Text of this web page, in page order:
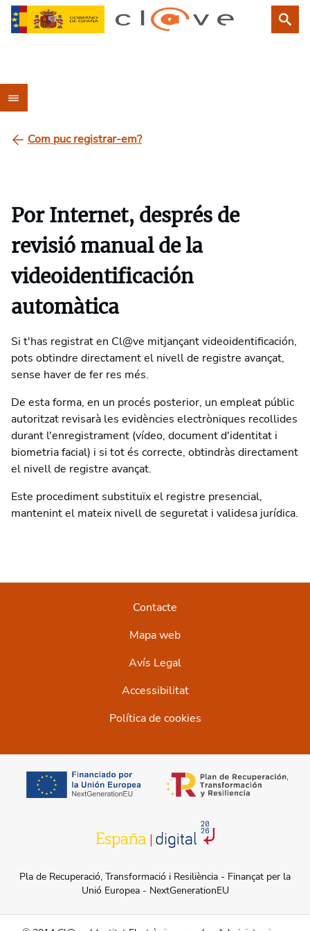
Com puc registrar-em?
Por Internet, després de
revisió manual de la
videoidentificación
automàtica
Si t'has registrat en Cl@ve mitjançant videoidentificación,
pots obtindre directament el nivell de registre avançat,
sense haver de fer res més.
De esta forma, en un procés posterior, un empleat públic
autoritzat revisarà les evidències electròniques recollides
durant l'enregistrament (vídeo, document d'identitat i
biometria facial) i si tot és correcte, obtindràs directament
el nivell de registre avançat.
Este procediment substituïx el registre presencial,
mantenint el mateix nivell de seguretat i validesa jurídica.
Contacte
Mapa web
Avís Legal
Accessibilitat
Política de cookies
opens in a new tab opens in a new
opens in a new tab
Pla de Recuperació, Transformació i Resiliència - Finançat per la
Unió Europea - NextGenerationEU